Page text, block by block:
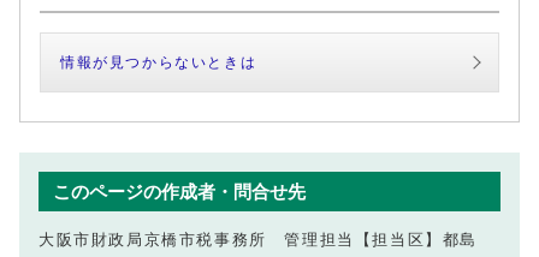
情報が見つからないときは
このページの作成者・問合せ先
大阪市財政局京橋市税事務所 管理担当【担当区】都島